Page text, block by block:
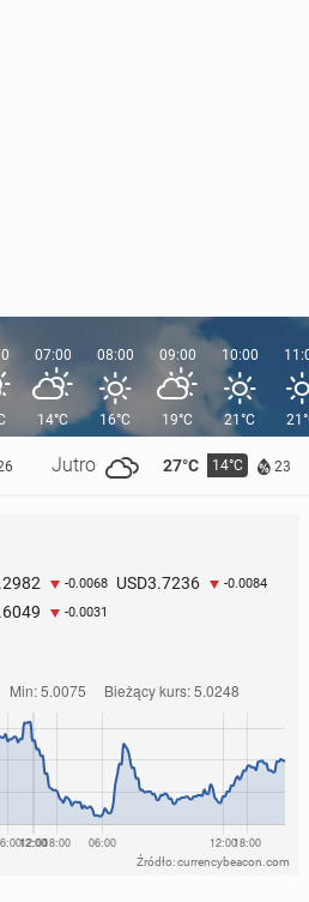
Jutro 27°C 14°C 23
07:00
14°C
08:00
16°C
09:00
19°C
10:00
21°C
-0.0068 USD3.7236 -0.0084
-0.0031
Źródło: currencybeacon.com